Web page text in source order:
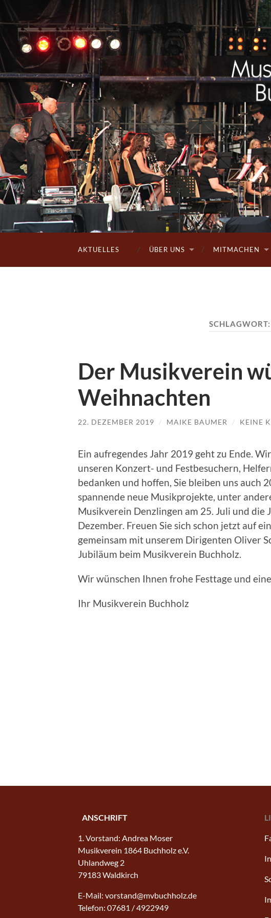
AKTUELLES ÜBER UNS MITMACHEN
SCHLAGWORT:
Der Musikverein
Weihnachten
22. DEZEMBER 2019 / MAIKE BAUMER / KEINE
Ein aufregendes Jahr 2019 geht zu Ende.
unseren Konzert- und Festbesuchern,
bedanken und hoffen, Sie bleiben uns auch
spannende neue Musikprojekte, unter
Musikverein Denzlingen am 25. Juli und die
Dezember. Freuen Sie sich schon jetzt auf
gemeinsam mit unserem Dirigenten Oliver
Jubiläum beim Musikverein Buchholz.
Wir wünschen Ihnen frohe Festtage und
Ihr Musikverein Buchholz
ANSCHRIFT
1. Vorstand: Andrea Moser
Musikverein 1864 Buchholz e.V.
Uhlandweg 2
79183 Waldkirch
E-Mail: vorstand@mvbuchholz.de
Telefon: 07681 / 4922949